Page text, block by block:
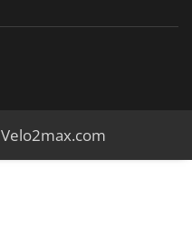
Velo2max.com